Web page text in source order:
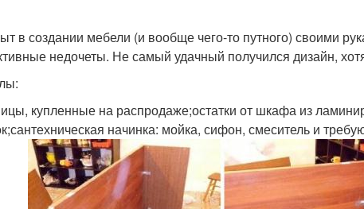
в создании мебели (и вообще чего-то путного) своими
недочеты. Не самый удачный получился дизайн,
купленные на распродаже;остатки от шкафа из
начинка: мойка, сифон, смеситель и